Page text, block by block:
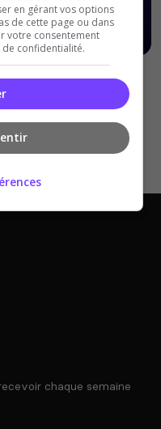
Conditions Générales de
chaque semaine
en gérant vos options
de cette page ou dans
votre consentement
confidentialité.